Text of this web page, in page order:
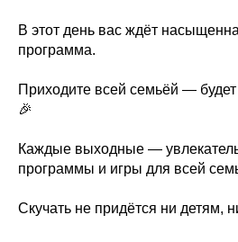
В этот день вас ждёт
программа.
Приходите всей семьёй —
🎉
Каждые выходные —
программы и игры для всей
Скучать не придётся ни детям,